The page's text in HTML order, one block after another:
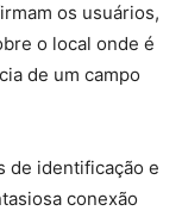
os usuários,
o local onde é
de um campo
de identificação e
conexão